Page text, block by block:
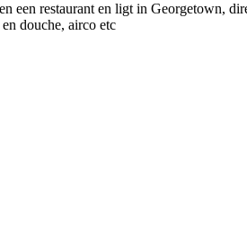
een restaurant en ligt in Georgetown,
douche, airco etc